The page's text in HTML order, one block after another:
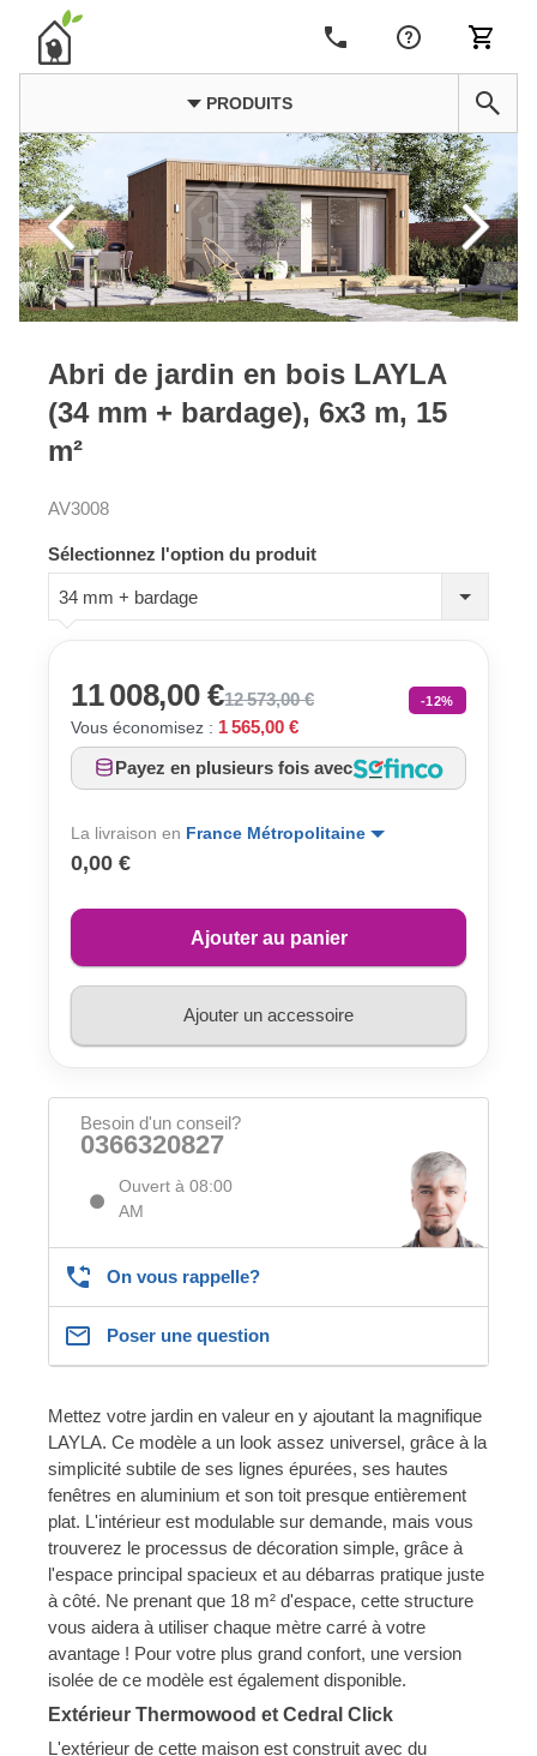
PRODUITS
Abri de jardin en bois LAYLA
(34 mm + bardage), 6x3 m, 15
m²
AV3008
Sélectionnez l'option du produit
34 mm + bardage
11 008,00 €12 573,00 € -12%
Vous économisez : 1 565,00 €
Payez en plusieurs fois avec
La livraison en France Métropolitaine
0,00 €
Ajouter au panier
Ajouter un accessoire
Besoin d'un conseil?
0366320827
Ouvert à 08:00
AM
On vous rappelle?
Poser une question
Mettez votre jardin en valeur en y ajoutant la magnifique
LAYLA. Ce modèle a un look assez universel, grâce à la
simplicité subtile de ses lignes épurées, ses hautes
fenêtres en aluminium et son toit presque entièrement
plat. L'intérieur est modulable sur demande, mais vous
trouverez le processus de décoration simple, grâce à
l'espace principal spacieux et au débarras pratique juste
à côté. Ne prenant que 18 m² d'espace, cette structure
vous aidera à utiliser chaque mètre carré à votre
avantage ! Pour votre plus grand confort, une version
isolée de ce modèle est également disponible.
Extérieur Thermowood et Cedral Click
L'extérieur de cette maison est construit avec du